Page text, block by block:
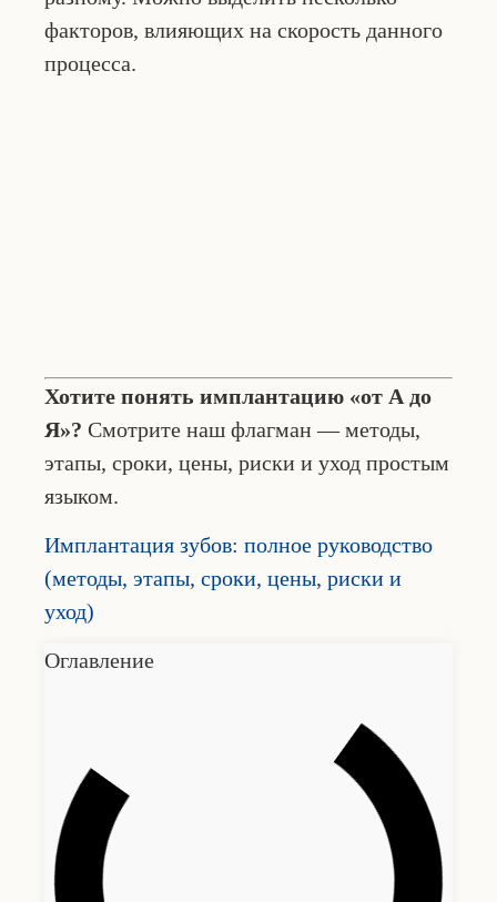
факторов, влияющих на скорость данного
процесса.
Хотите понять имплантацию «от А до
Я»? Смотрите наш флагман — методы,
этапы, сроки, цены, риски и уход простым
языком.
Имплантация зубов: полное руководство
(методы, этапы, сроки, цены, риски и
уход)
Оглавление